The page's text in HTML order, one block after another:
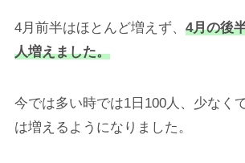
4月前半はほとんど増えず、 4月の後
人増えました。
今では多い時では1日100人、少なく
は増えるようになりました。